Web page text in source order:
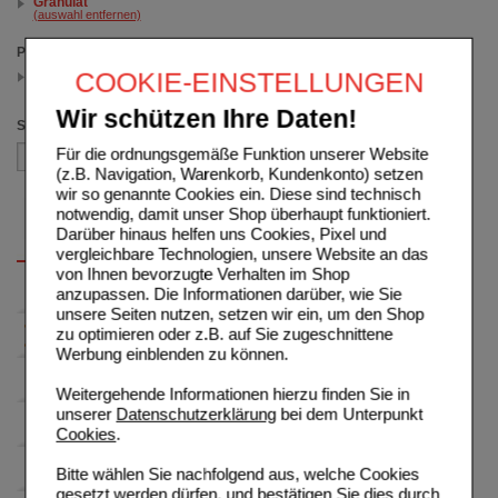
COOKIE-EINSTELLUNGEN
Wir schützen Ihre Daten!
Für die ordnungsgemäße Funktion unserer Website
(z.B. Navigation, Warenkorb, Kundenkonto) setzen
wir so genannte Cookies ein. Diese sind technisch
notwendig, damit unser Shop überhaupt funktioniert.
Darüber hinaus helfen uns Cookies, Pixel und
vergleichbare Technologien, unsere Website an das
von Ihnen bevorzugte Verhalten im Shop
anzupassen. Die Informationen darüber, wie Sie
unsere Seiten nutzen, setzen wir ein, um den Shop
zu optimieren oder z.B. auf Sie zugeschnittene
Werbung einblenden zu können.
Weitergehende Informationen hierzu finden Sie in
unserer Datenschutzerklärungbei dem Unterpunkt
Cookies.
Bitte wählen Sie nachfolgend aus, welche Cookies
gesetzt werden dürfen, und bestätigen Sie dies durch
(auswahl entfernen)
Packungsgröße
(auswahl entfernen)
Sortieren nach